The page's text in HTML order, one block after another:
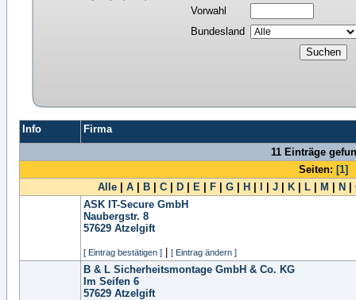
Vorwahl
Bundesland
Info
Firma
11 Einträge
Seiten: [1]
Alle
A B C D E F G H J K L M N
ASK IT-Secure GmbH
Naubergstr. 8
57629 Atzelgift
[ Eintrag bestätigen ] [ Eintrag ändern ]
B & L Sicherheitsmontage GmbH & Co. KG
Im Seifen 6
57629 Atzelgift